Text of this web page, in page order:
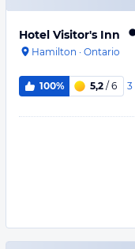
Hotel Visitor's Inn
Hamilton · Ontario
100% 5,2 / 6 3